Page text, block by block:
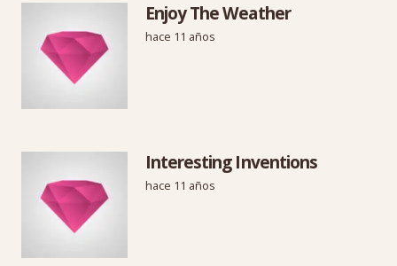
Enjoy The Weather
hace 11 años
Interesting Inventions
hace 11 años